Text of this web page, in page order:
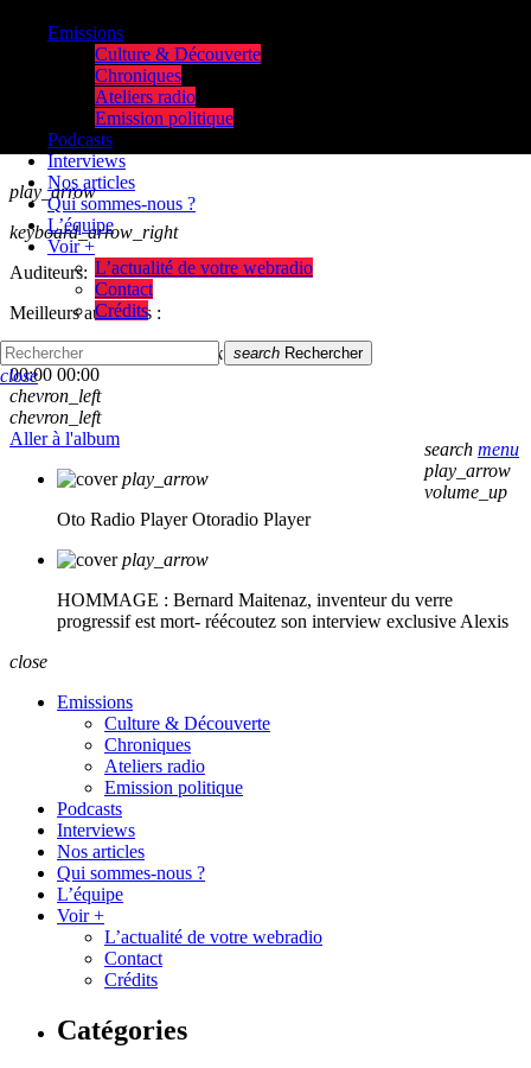
play_arrow
keyboard_arrow_right
Auditeurs:
Meilleurs auditeurs :
skip_previous
skip_next
00:00 00:00
chevron_left
chevron_left
Aller à l'album
play_arrow
Oto Radio Player Otoradio Player
play_arrow
HOMMAGE : Bernard Maitenaz, inventeur du verre
progressif est mort- réécoutez son interview exclusive Alexis
Emissions
Culture & Découverte
Chroniques
Ateliers radio
Emission politique
Podcasts
Interviews
Nos articles
Qui sommes-nous ?
L’équipe
Voir +
L’actualité de votre webradio
Contact
Crédits
search menu
play_arrow
volume_up
search Rechercher
close
close
Emissions
Culture & Découverte
Chroniques
Ateliers radio
Emission politique
Podcasts
Interviews
Nos articles
Qui sommes-nous ?
L’équipe
Voir +
L’actualité de votre webradio
Contact
Crédits
Catégories